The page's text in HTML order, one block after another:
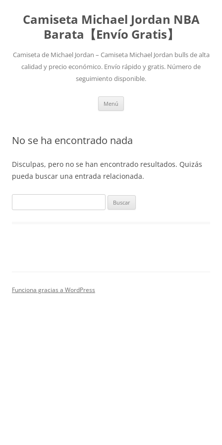
Camiseta Michael Jordan NBA
Barata【Envío Gratis】
Camiseta de Michael Jordan – Camiseta Michael Jordan bulls de alta
calidad y precio económico. Envío rápido y gratis. Número de
seguimiento disponible.
Menú
No se ha encontrado nada
Disculpas, pero no se han encontrado resultados. Quizás
pueda buscar una entrada relacionada.
Funciona gracias a WordPress